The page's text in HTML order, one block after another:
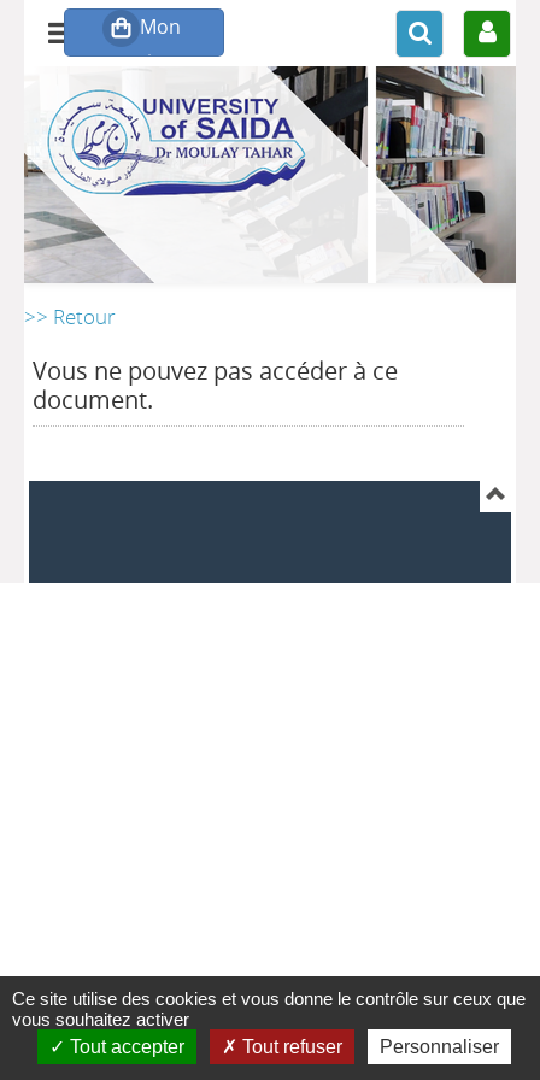
>> Retour
Vous ne pouvez pas accéder à ce
document.
Ce site utilise des cookies et vous donne le contrôle sur ceux que
vous souhaitez activer
Tout accepter
Tout refuser Personnaliser